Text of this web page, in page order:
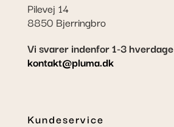
Pilevej 14
8850 Bjerringbro
Vi svarer indenfor 1-3 hverdage
kontakt@pluma.dk
Kundeservice